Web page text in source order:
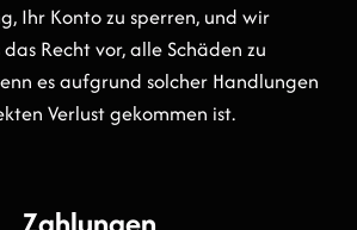
Ihr Konto zu sperren, und wir
Recht vor, alle Schäden zu
es aufgrund solcher Handlungen
Verlust gekommen ist.